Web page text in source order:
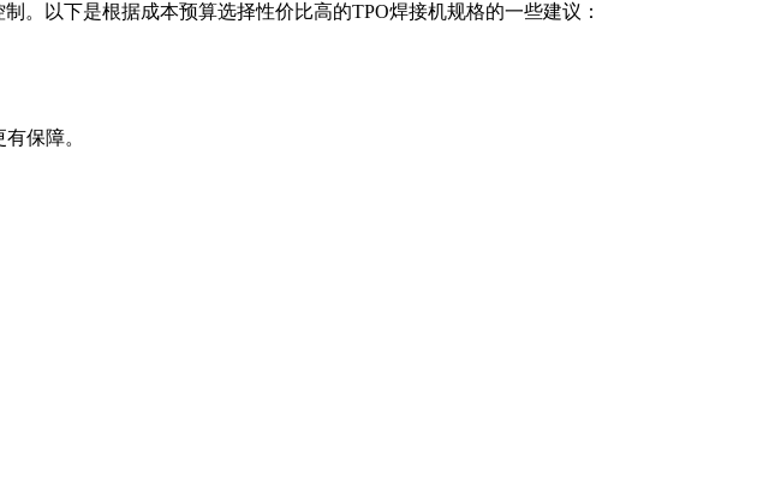
以下是根据成本预算选择性价比高的TPO焊接机规格的一些建议：
保障。